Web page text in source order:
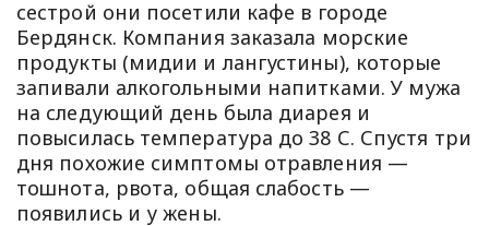
сестрой они посетили кафе в городе
Бердянск. Компания заказала морские
продукты (мидии и лангустины), которые
запивали алкогольными напитками. У мужа
на следующий день была диарея и
повысилась температура до 38 С. Спустя три
дня похожие симптомы отравления —
тошнота, рвота, общая слабость —
появились и у жены.